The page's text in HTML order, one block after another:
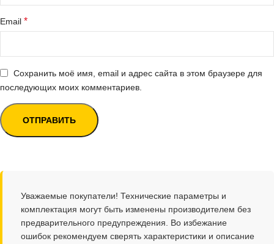
Email *
Сохранить моё имя, email и адрес сайта в этом браузере для
последующих моих комментариев.
Уважаемые покупатели! Технические параметры и
комплектация могут быть изменены производителем без
предварительного предупреждения. Во избежание
ошибок рекомендуем сверять характеристики и описание